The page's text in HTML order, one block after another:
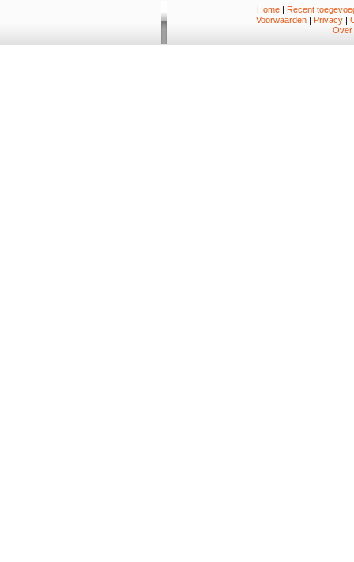
Home| Recent
Voorwaarden | Privacy |
Over